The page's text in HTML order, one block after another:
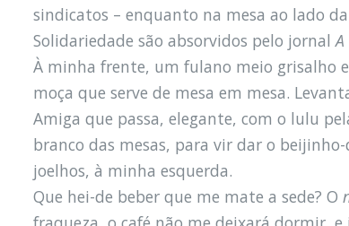
sindicatos – enquanto na mesa ao lado
Solidariedade são absorvidos pelo jornal
À minha frente, um fulano meio grisalho
moça que serve de mesa em mesa.
Amiga que passa, elegante, com o lulu
branco das mesas, para vir dar o
joelhos, à minha esquerda.
Que hei-de beber que me mate a sede? O